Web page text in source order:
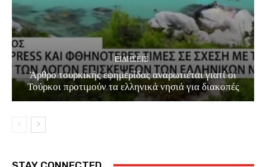
EΙΔΗΣΕΙΣ
Άρθρο τουρκικής εφημερίδας αναρωτιέται γιατί οι
Τούρκοι προτιμούν τα ελληνικά νησιά για διακοπές